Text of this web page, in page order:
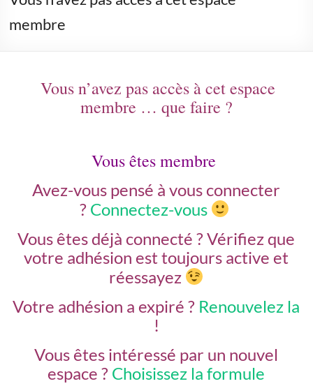
membre
Vous n’avez pas accès à cet espace
membre … que faire ?
Vous êtes membre
Avez-vous pensé à vous connecter
? Connectez-vous
Vous êtes déjà connecté ?Vérifiez que
votre adhésion est toujours active et
réessayez
Votre adhésion a expiré ? Renouvelez la
!
Vous êtes intéressé par un nouvel
espace ? Choisissez la formule